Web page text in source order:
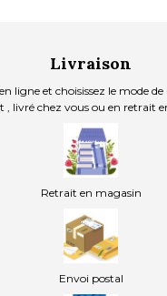
Livraison
ligne et choisissez le mode
, livré chez vous ou en retrait
Retrait en magasin
Envoi postal